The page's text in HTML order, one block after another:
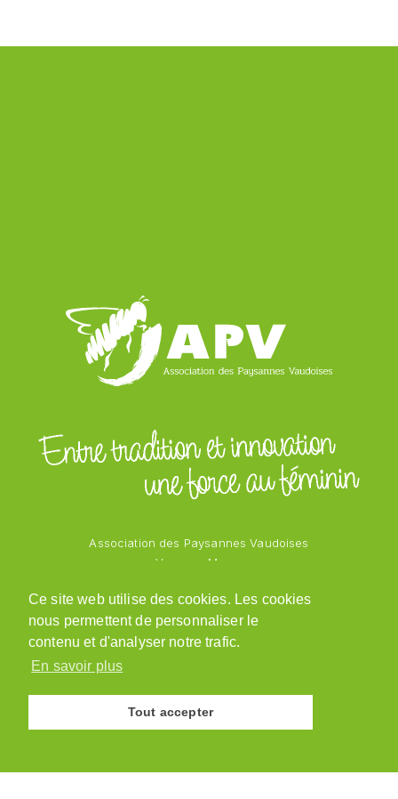
Ce site web utilise des cookies. Les cookies
nous permettent de personnaliser le
contenu et d'analyser notre trafic.
En savoir plus
Tout accepter
Association des Paysannes Vaudoises
Vanessa Mayor
1543 Grandcour
079 218 48 69
admin@paysannesvaudoises.ch
© Association des Paysannes Vaudoises · 2026